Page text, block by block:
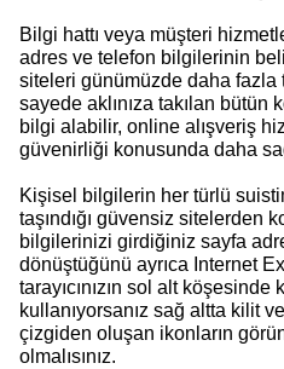
Bilgi hattı veya müşteri
adres ve telefon bilgilerinin
siteleri günümüzde daha fazla
sayede aklınıza takılan bütün
bilgi alabilir, online alışveriş
güvenirliği konusunda daha
Kişisel bilgilerin her türlü
taşındığı güvensiz sitelerden
bilgilerinizi girdiğiniz sayfa
dönüştüğünü ayrıca Internet
tarayıcınızın sol alt
kullanıyorsanız sağ altta kilit
çizgiden oluşan ikonların
olmalısınız.